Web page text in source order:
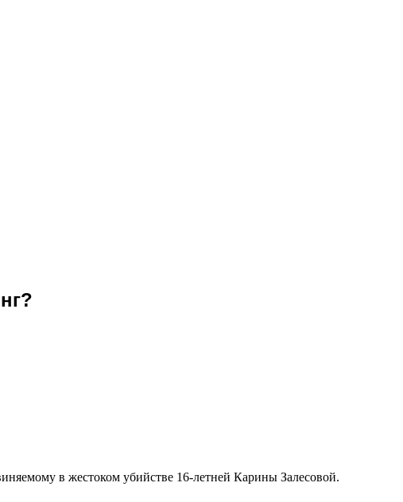
в жестоком убийстве 16-летней Карины Залесовой.